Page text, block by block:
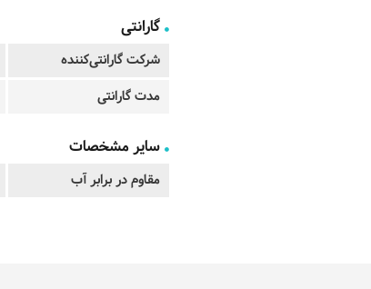
گارانتی
شرکت گارانتی‌کننده
مدت گارانتی
سایر مشخصات
مقاوم در برابر آب